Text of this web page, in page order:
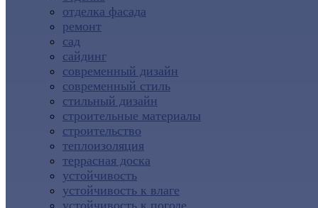
отделка фасада
ремонт
сад
сайдинг
современный дизайн
современный стиль
стильный дизайн
строительные материалы
строительство
теплоизоляция
террасная доска
устойчивость
устойчивость к влаге
устойчивость к погоде